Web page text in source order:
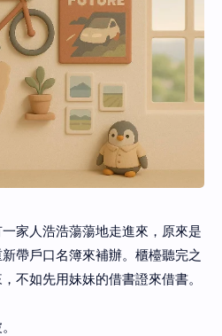
家人浩浩蕩蕩地走進來，原來是
帶戶口名簿來補辦。櫃檯聽完之
不如先用妹妹的借書證來借書。